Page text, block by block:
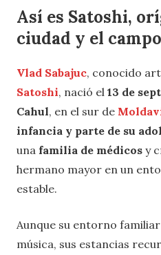
Así es Satoshi,
ciudad y el campo
Vlad Sabajuc, conocido
Satoshi, nació el 13 de
Cahul, en el sur de
infancia y parte de su
una familia de médicos y
hermano mayor en un
estable.
Aunque su entorno
música, sus estancias